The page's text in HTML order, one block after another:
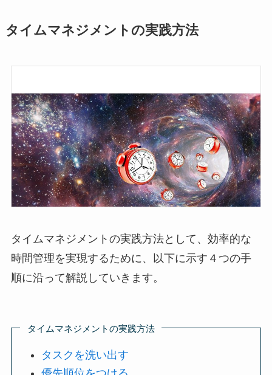
タイムマネジメントの実践方法
タイムマネジメントの実践方法として、効率的な
時間管理を実現するために、以下に示す４つの手
順に沿って解説していきます。
タイムマネジメントの実践方法
タスクを洗い出す